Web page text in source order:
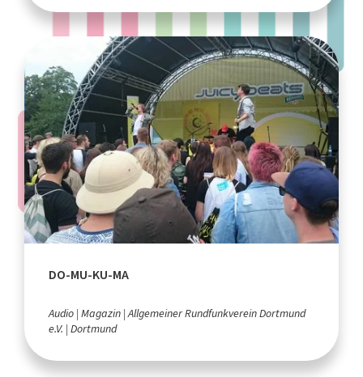
DO-MU-KU-MA
Audio Magazin Allgemeiner Rundfunkverein Dortmund
e.V. Dortmund